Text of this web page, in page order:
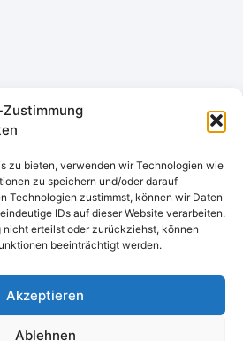
zu bieten, verwenden wir Technologien wie
zu speichern und/oder darauf
Technologien zustimmst, können wir Daten
IDs auf dieser Website verarbeiten.
nicht erteilst oder zurückziehst, können
beeinträchtigt werden.
Akzeptieren
Ablehnen
99
n-use.com